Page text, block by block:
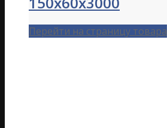
Перейти на страницу товара